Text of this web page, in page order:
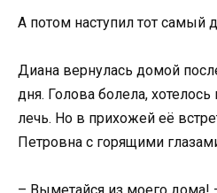
А потом наступил тот самый
Диана вернулась домой
дня. Голова болела,
лечь. Но в прихожей её
Петровна с горящими